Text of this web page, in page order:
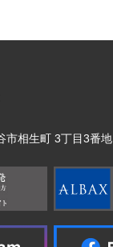
市相生町 3丁目3番地